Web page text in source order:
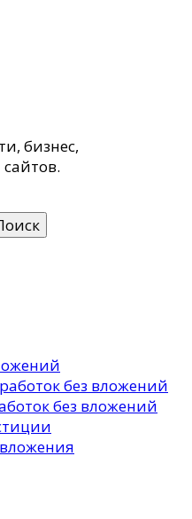
бизнес,
без вложений
без вложений